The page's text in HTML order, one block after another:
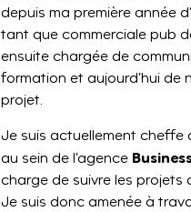
depuis ma première année
tant que commerciale pub
ensuite chargée de
formation et aujourd’hui
projet.
Je suis actuellement
au sein de l’agence
charge de suivre les projets
Je suis donc amenée à